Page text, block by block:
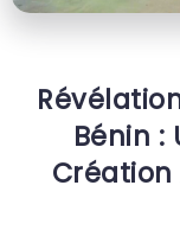
Bénin :
Création